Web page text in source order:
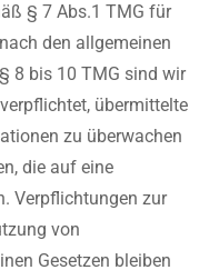
§ 7 Abs.1 TMG für
den allgemeinen
8 bis 10 TMG sind wir
übermittelte
zu überwachen
die auf eine
Verpflichtungen zur
von
Gesetzen bleiben